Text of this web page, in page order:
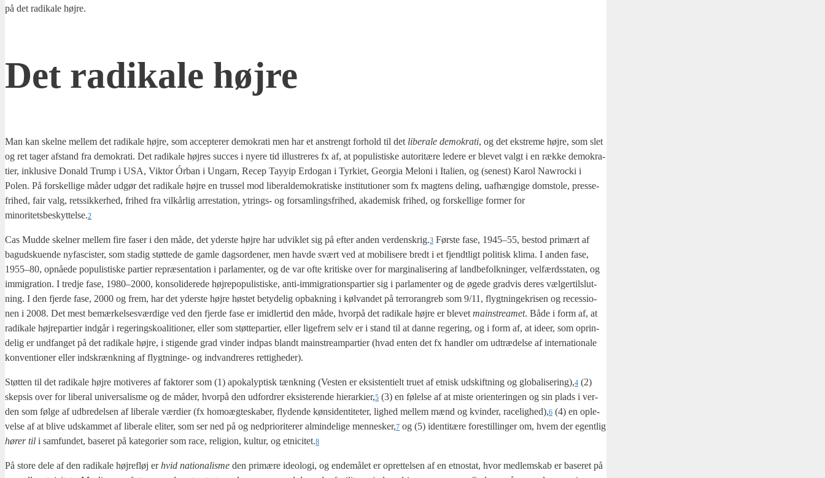
på det radi­ka­le høj­re.
Det radi­ka­le høj­re
Man kan skel­ne mel­lem det radi­ka­le høj­re, som accep­te­rer demo­kra­ti men har et anstrengt for­hold til det libe­ra­le demo­kra­ti, og det ekstre­me høj­re, som slet
og ret tager afstand fra demo­kra­ti. Det radi­ka­le høj­res suc­ces i nye­re tid illu­stre­res fx af, at populi­sti­ske auto­ri­tæ­re lede­re er ble­vet valgt i en ræk­ke demo­kra­
ti­er, inklu­si­ve Donald Trump i USA, Vik­tor Órban i Ungarn, Recep Tayyip Erdo­gan i Tyr­ki­et, Geor­gia Melo­ni i Ita­li­en, og (sene­st) Karol Nawro­cki i
Polen. På for­skel­li­ge måder udgør det radi­ka­le høj­re en trus­sel mod libe­ral­de­mo­kra­ti­ske insti­tu­tio­ner som fx mag­tens deling, uaf­hæn­gi­ge dom­sto­le, pres­se­
fri­hed, fair valg, rets­sik­ker­hed, fri­hed fra vil­kår­lig arre­sta­tion, ytrings- og for­sam­lings­fri­hed, aka­de­misk fri­hed, og for­skel­li­ge for­mer for
minoritetsbeskyttelse.2
Cas Mud­de skel­ner mel­lem fire faser i den måde, det yder­ste høj­re har udvik­let sig på efter anden verdenskrig.3 Før­ste fase, 1945–55, bestod pri­mært af
bag­ud­sku­en­de nyfa­sci­ster, som sta­dig støt­te­de de gam­le dags­or­de­ner, men hav­de svært ved at mobi­li­se­re bredt i et fjendt­ligt poli­tisk kli­ma. I anden fase,
1955–80, opnå­e­de populi­sti­ske par­ti­er repræ­sen­ta­tion i par­la­men­ter, og de var ofte kri­ti­ske over for mar­gi­na­li­se­ring af land­be­folk­nin­ger, vel­færds­sta­ten, og
immi­gra­tion. I tred­je fase, 1980–2000, kon­so­li­de­re­de høj­re­po­puli­sti­ske, anti-immi­gra­tions­par­ti­er sig i par­la­men­ter og de øge­de grad­vis deres væl­ger­til­slut­
ning. I den fjer­de fase, 2000 og frem, har det yder­ste høj­re høstet bety­de­lig opbak­ning i kølvan­det på ter­r­or­an­greb som 9/11, flygt­nin­ge­kri­sen og reces­sio­
nen i 2008. Det mest bemær­kel­ses­vær­di­ge ved den fjer­de fase er imid­ler­tid den måde, hvor­på det radi­ka­le høj­re er ble­vet main­strea­met. Både i form af, at
radi­ka­le høj­re­par­ti­er ind­går i rege­rings­ko­a­li­tio­ner, eller som støt­te­par­ti­er, eller lige­frem selv er i stand til at dan­ne rege­ring, og i form af, at ide­er, som oprin­
de­lig er und­fan­get på det radi­ka­le høj­re, i sti­gen­de grad vin­der ind­pas blandt main­streampar­ti­er (hvad enten det fx hand­ler om udtræ­del­se af inter­na­tio­na­le
kon­ven­tio­ner eller ind­skrænk­ning af flygt­nin­ge- og ind­van­dre­res ret­tig­he­der).
Støt­ten til det radi­ka­le høj­re moti­ve­res af fak­to­rer som (1) apo­ka­lyp­tisk tænk­ning (Vesten er eksi­sten­ti­elt tru­et af etnisk udskift­ning og globalisering),4 (2)
skep­sis over for libe­ral uni­ver­sa­lis­me og de måder, hvor­på den udfor­drer eksi­ste­ren­de hierarkier,5 (3) en følel­se af at miste ori­en­te­rin­gen og sin plads i ver­
den som føl­ge af udbre­del­sen af libe­ra­le vær­di­er (fx homoæg­te­ska­ber, fly­den­de køn­si­den­ti­te­ter, lig­hed mel­lem mænd og kvin­der, racelighed),6 (4) en ople­
vel­se af at bli­ve udskam­met af libe­ra­le eli­ter, som ser ned på og ned­pri­o­ri­te­rer almin­de­li­ge mennesker,7 og (5) iden­ti­tæ­re fore­stil­lin­ger om, hvem der egent­lig
hører til i sam­fun­det, base­ret på kate­go­ri­er som race, reli­gion, kul­tur, og etnicitet.8
På sto­re dele af den radi­ka­le høj­re­fløj erhvid natio­na­lis­me den pri­mæ­re ide­o­lo­gi, og ende­må­let er opret­tel­sen af en etno­stat, hvor med­lem­skab er base­ret på